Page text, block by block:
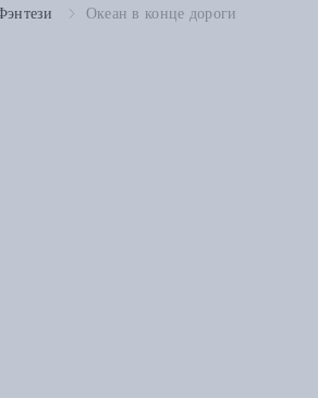
Океан в конце дороги